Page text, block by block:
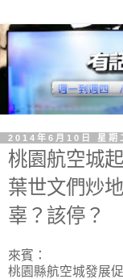
2014年6月10日 星期
桃園航空城
葉世文們炒
辜？該停？
來賓：
桃園縣航空城發展